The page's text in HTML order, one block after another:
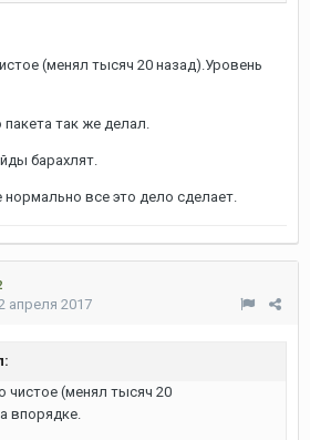
(менял тысяч 20 назад).Уровень
так же делал.
барахлят.
нормально все это дело сделает.
апреля 2017
чистое (менял тысяч 20
впорядке.